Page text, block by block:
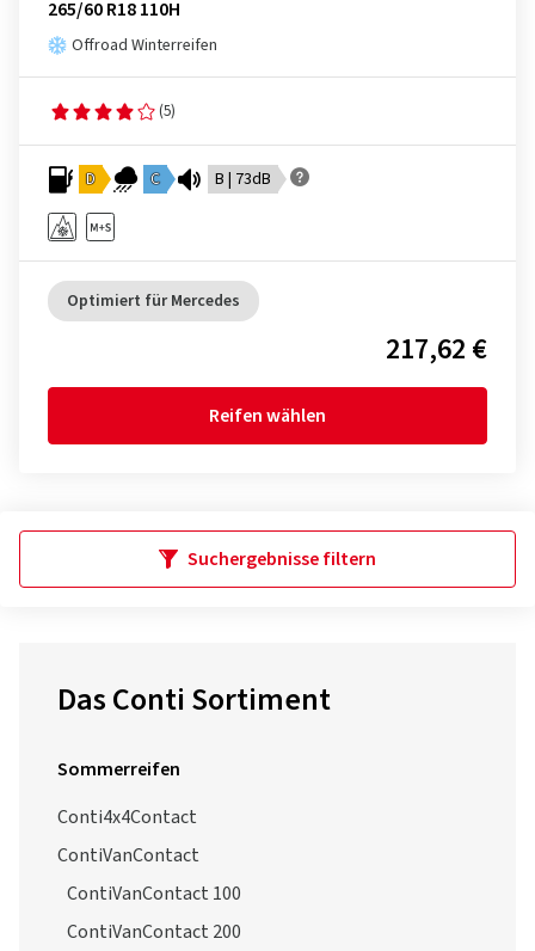
265/60 R18 110H
Offroad Winterreifen
(5)
D C B | 73dB
Optimiert für Mercedes
217,62 €
Reifen wählen
Suchergebnisse filtern
Das Conti Sortiment
Sommerreifen
Conti4x4Contact
ContiVanContact
ContiVanContact 100
ContiVanContact 200